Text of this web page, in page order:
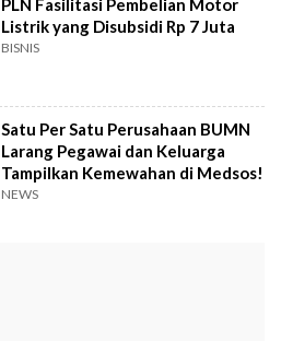
PLN Fasilitasi Pembelian Motor
Listrik yang Disubsidi Rp 7 Juta
BISNIS
Satu Per Satu Perusahaan BUMN
Larang Pegawai dan Keluarga
Tampilkan Kemewahan di Medsos!
NEWS